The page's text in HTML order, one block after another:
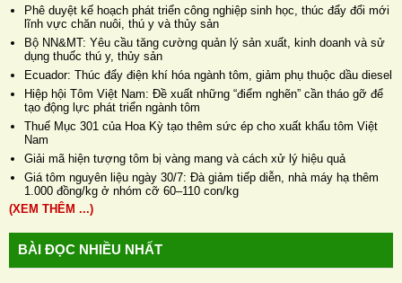
Phê duyệt kế hoạch phát triển công nghiệp sinh học, thúc đẩy đổi mới
lĩnh vực chăn nuôi, thú y và thủy sản
Bộ NN&MT: Yêu cầu tăng cường quản lý sản xuất, kinh doanh và sử
dụng thuốc thú y, thủy sản
Ecuador: Thúc đẩy điện khí hóa ngành tôm, giảm phụ thuộc dầu diesel
Hiệp hội Tôm Việt Nam: Đề xuất những “điểm nghẽn” cần tháo gỡ để
tạo động lực phát triển ngành tôm
Thuế Mục 301 của Hoa Kỳ tạo thêm sức ép cho xuất khẩu tôm Việt
Nam
Giải mã hiện tượng tôm bị vàng mang và cách xử lý hiệu quả
Giá tôm nguyên liệu ngày 30/7: Đà giảm tiếp diễn, nhà máy hạ thêm
1.000 đồng/kg ở nhóm cỡ 60–110 con/kg
(XEM THÊM ...)
BÀI ĐỌC NHIỀU NHẤT